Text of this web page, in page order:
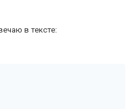
в тексте: